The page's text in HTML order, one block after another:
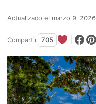
Actualizado el marzo 9, 2026
Compartir 705